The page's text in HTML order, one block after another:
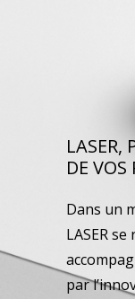
LASER,
DE
Dans un
LASER
par